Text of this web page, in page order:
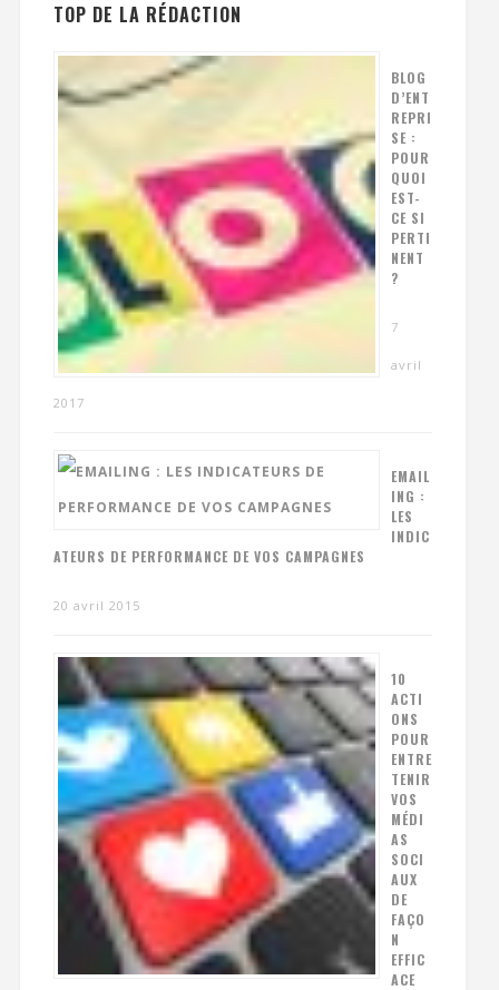
TOP DE LA RÉDACTION
BLOG
D’ENT
REPRI
SE :
POUR
QUOI
EST-
CE SI
PERTI
NENT
?
7
avril
2017
EMAIL
ING :
LES
INDIC
ATEURS DE PERFORMANCE DE VOS CAMPAGNES
20 avril 2015
10
ACTI
ONS
POUR
ENTRE
TENIR
VOS
MÉDI
AS
SOCI
AUX
DE
FAÇO
N
EFFIC
ACE